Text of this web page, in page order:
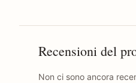
Recensioni del
Non ci sono ancora